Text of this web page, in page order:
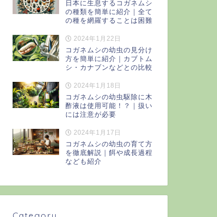
日本に生息するコガネムシ
の種類を簡単に紹介｜全て
の種を網羅することは困難
2024年1月22日
コガネムシの幼虫の見分け
方を簡単に紹介｜カブトム
シ・カナブンなどとの比較
2024年1月18日
コガネムシの幼虫駆除に木
酢液は使用可能！？｜扱い
には注意が必要
2024年1月17日
コガネムシの幼虫の育て方
を徹底解説｜餌や成長過程
なども紹介